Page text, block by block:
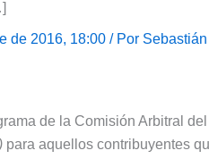
de 2016, 18:00 / Por
de la Comisión Arbitral
para aquellos contribuyentes